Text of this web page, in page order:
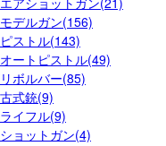
モデルガン(156)
ピストル(143)
オートピストル(49)
リボルバー(85)
古式銃(9)
ライフル(9)
ショットガン(4)